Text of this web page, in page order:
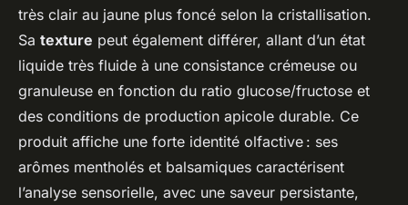
très clair au jaune plus foncé selon la cristallisation.
Sa texture peut également différer, allant d’un état
liquide très fluide à une consistance crémeuse ou
granuleuse en fonction du ratio glucose/fructose et
des conditions de production apicole durable. Ce
produit affiche une forte identité olfactive : ses
arômes mentholés et balsamiques caractérisent
l’analyse sensorielle, avec une saveur persistante,